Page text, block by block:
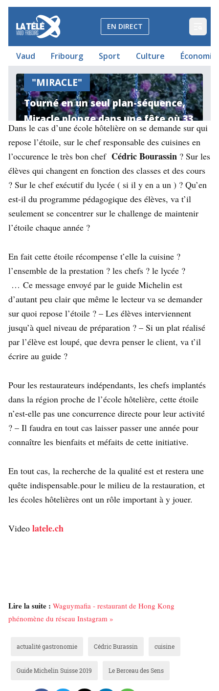
Dans le cas d’une école hôtelière on se demande sur qui
repose l’étoile, sur le chef responsable des cuisines en
l’occurence le très bon chef Cédric Bourassin ? Sur les
élèves qui changent en fonction des classes et des cours
? Sur le chef exécutif du lycée ( si il y en a un ) ? Qu’en
est-il du programme pédagogique des élèves, va t’il
seulement se concentrer sur le challenge de maintenir
l’étoile chaque année ?
En fait cette étoile récompense t’elle la cuisine ?
l’ensemble de la prestation ? les chefs ? le lycée ?
… Ce message envoyé par le guide Michelin est
d’autant peu clair que même le lecteur va se demander
sur quoi repose l’étoile ? – Les élèves interviennent
jusqu’à quel niveau de préparation ? – Si un plat réalisé
par l’élève est loupé, que devra penser le client, va t’il
écrire au guide ?
Pour les restaurateurs indépendants, les chefs implantés
dans la région proche de l’école hôtelière, cette étoile
n’est-elle pas une concurrence directe pour leur activité
? – Il faudra en tout cas laisser passer une année pour
connaître les bienfaits et méfaits de cette initiative.
En tout cas, la recherche de la qualité est et restera une
quête indispensable.pour le milieu de la restauration, et
les écoles hôtelières ont un rôle important à y jouer.
Video latele.ch
Lire la suite : Waguymafia - restaurant de Hong Kong
phénomène du réseau Instagram »
actualité gastronomie Cédric Burassin cuisine
Guide Michelin Suisse 2019 Le Berceau des Sens